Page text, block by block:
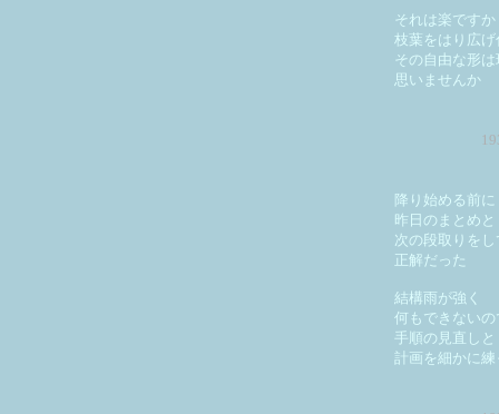
それは楽です
枝葉をはり広
その自由な形
思いませんか
降り始める前に
昨日のまとめと
次の段取りを
正解だった
結構雨が強く
何もできないの
手順の見直しと
計画を細かに練